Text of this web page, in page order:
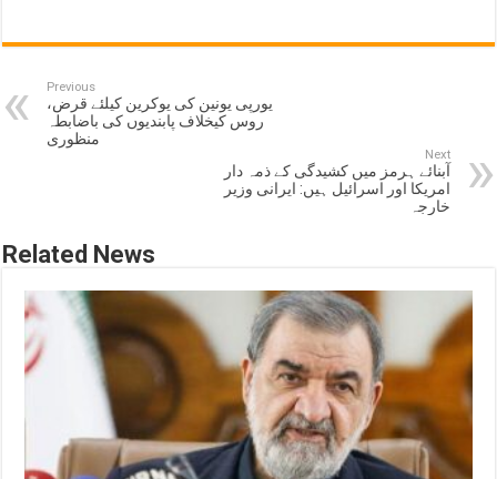
Previous
یورپی یونین کی یوکرین کیلئے قرض،
روس کیخلاف پابندیوں کی باضابطہ
منظوری
Next
آبنائے ہرمز میں کشیدگی کے ذمہ دار
امریکا اور اسرائیل ہیں: ایرانی وزیر
خارجہ
Related News